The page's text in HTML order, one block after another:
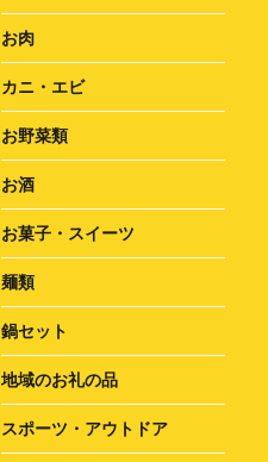
お肉
カニ・エビ
お野菜類
お酒
お菓子・スイーツ
麺類
鍋セット
地域のお礼の品
スポーツ・アウトドア